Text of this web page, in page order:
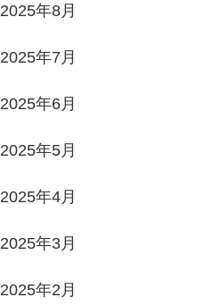
2025年8月
2025年7月
2025年6月
2025年5月
2025年4月
2025年3月
2025年2月